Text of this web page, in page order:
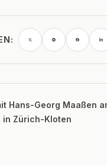
Hans-Georg Maaßen
in Zürich-Kloten